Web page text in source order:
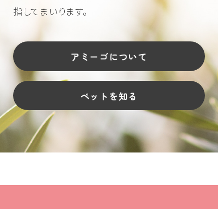
指してまいります。
アミーゴについて
ペットを知る